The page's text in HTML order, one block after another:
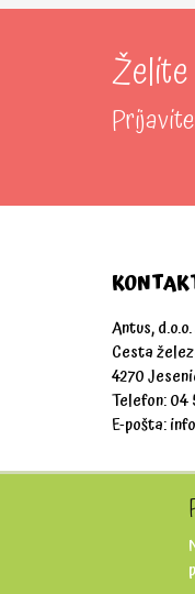
Želite
Antus,
Cesta
4270
Telefon: 04
E-pošta: